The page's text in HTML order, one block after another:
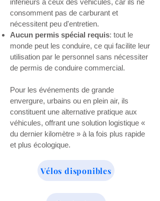
inférieurs à ceux des véhicules, car ils ne
consomment pas de carburant et
nécessitent peu d'entretien.
Aucun permis spécial requis: tout le
monde peut les conduire, ce qui facilite leur
utilisation par le personnel sans nécessiter
de permis de conduire commercial.
Pour les événements de grande
envergure, urbains ou en plein air, ils
constituent une alternative pratique aux
véhicules, offrant une solution logistique «
du dernier kilomètre » à la fois plus rapide
et plus écologique.
Vélos disponibles